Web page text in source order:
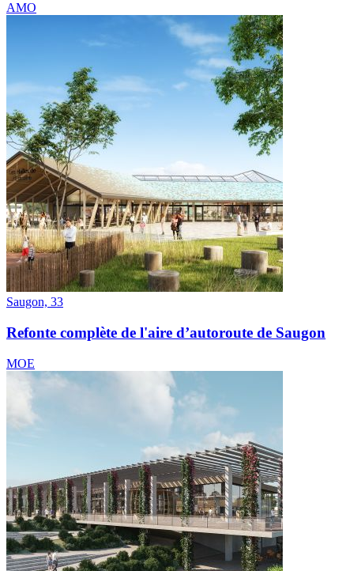
AMO
Saugon, 33
Refonte complète de l'aire d’autoroute de Saugon
MOE